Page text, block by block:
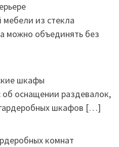
из стекла
можно объединять без
шкафы
об оснащении раздевалок,
шкафов […]
комнат